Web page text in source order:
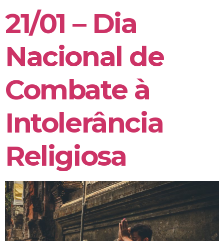
21/01 – Dia
Nacional de
Combate à
Intolerância
Religiosa